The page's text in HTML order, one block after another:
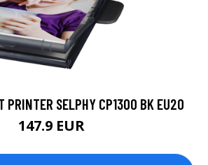
PRINTER SELPHY CP1300 BK EU20
147.9 EUR